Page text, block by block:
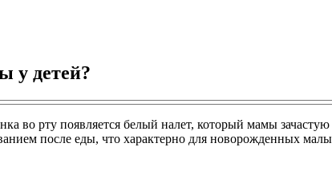
у детей?
во рту появляется белый налет, который мамы
после еды, что характерно для новорожденных